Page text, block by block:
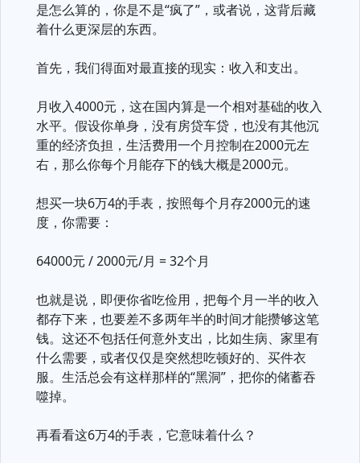
是怎么算的，你是不是“疯了”，或者说，这背后藏
着什么更深层的东西。
首先，我们得面对最直接的现实：收入和支出。
月收入4000元，这在国内算是一个相对基础的收入
水平。假设你单身，没有房贷车贷，也没有其他沉
重的经济负担，生活费用一个月控制在2000元左
右，那么你每个月能存下的钱大概是2000元。
想买一块6万4的手表，按照每个月存2000元的速
度，你需要：
64000元 / 2000元/月 = 32个月
也就是说，即便你省吃俭用，把每个月一半的收入
都存下来，也要差不多两年半的时间才能攒够这笔
钱。这还不包括任何意外支出，比如生病、家里有
什么需要，或者仅仅是突然想吃顿好的、买件衣
服。生活总会有这样那样的“黑洞”，把你的储蓄吞
噬掉。
再看看这6万4的手表，它意味着什么？